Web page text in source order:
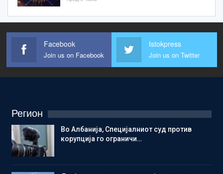
Facebook
Join us on Facebook
Istokpress
Join us on Twitter
Регион
Во Албанија, Специјалниот суд против
корупција го ограничи…